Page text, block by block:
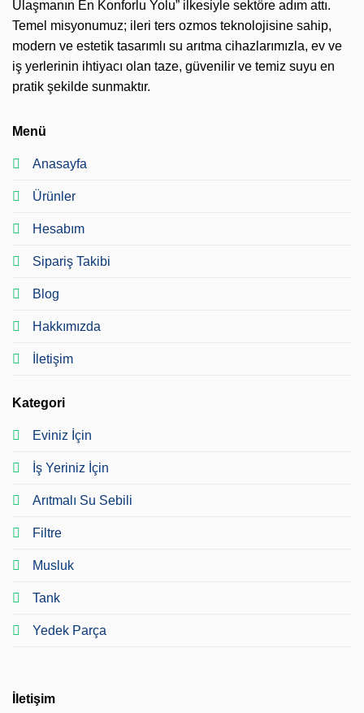
Ulaşmanın En Konforlu Yolu” ilkesiyle sektöre adım attı.
Temel misyonumuz; ileri ters ozmos teknolojisine sahip,
modern ve estetik tasarımlı su arıtma cihazlarımızla, ev ve
iş yerlerinin ihtiyacı olan taze, güvenilir ve temiz suyu en
pratik şekilde sunmaktır.
Menü
Anasayfa
Ürünler
Hesabım
Sipariş Takibi
Blog
Hakkımızda
İletişim
Kategori
Eviniz İçin
İş Yeriniz İçin
Arıtmalı Su Sebili
Filtre
Musluk
Tank
Yedek Parça
İletişim